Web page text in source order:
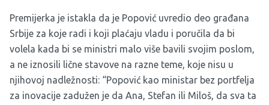
Premijerka je istakla da je Popović uvredio deo građana
Srbije za koje radi i koji plaćaju vladu i poručila da bi
volela kada bi se ministri malo više bavili svojim poslom,
a ne iznosili lične stavove na razne teme, koje nisu u
njihovoj nadležnosti: “Popović kao ministar bez portfelja
za inovacije zadužen je da Ana, Stefan ili Miloš, da sva ta